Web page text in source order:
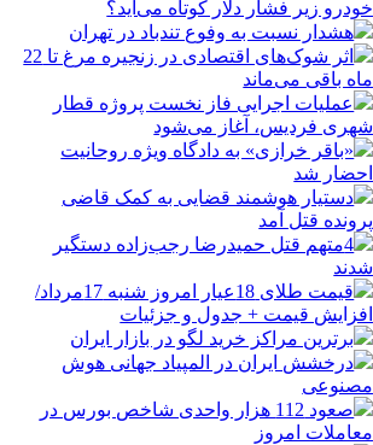
خودرو زیر فشار دلار کوتاه می‌آید؟
هشدار نسبت به وفوع تندباد در تهران
اثر شوک‌های اقتصادی در زنجیره مرغ تا 22
ماه باقی می‌ماند
عملیات اجرایی فاز نخست پروژه قطار
شهری فردیس، آغاز می‌شود
«باقر خرازی» به دادگاه ویژه روحانیت
احضار شد
دستیار هوشمند قضایی به کمک قاضی
پرونده قتل آمد
4متهم قتل حمیدرضا رجب‌زاده دستگیر
شدند
قیمت طلای 18عیار امروز شنبه 17مرداد/
افزایش قیمت + جدول و جزئیات
برترین مراکز خرید لگو در بازار ایران
درخشش ایران در المپیاد جهانی هوش
مصنوعی
صعود 112 هزار واحدی شاخص بورس در
معاملات امروز